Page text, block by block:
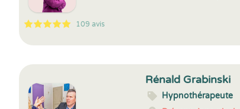
5
1
5
109 109 avis
Rénald Grabinski
Hypnothérapeute